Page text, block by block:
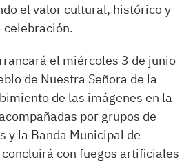
el valor cultural, histórico y
celebración.
el miércoles 3 de junio
de Nuestra Señora de la
de las imágenes en la
por grupos de
y la Banda Municipal de
con fuegos artificiales